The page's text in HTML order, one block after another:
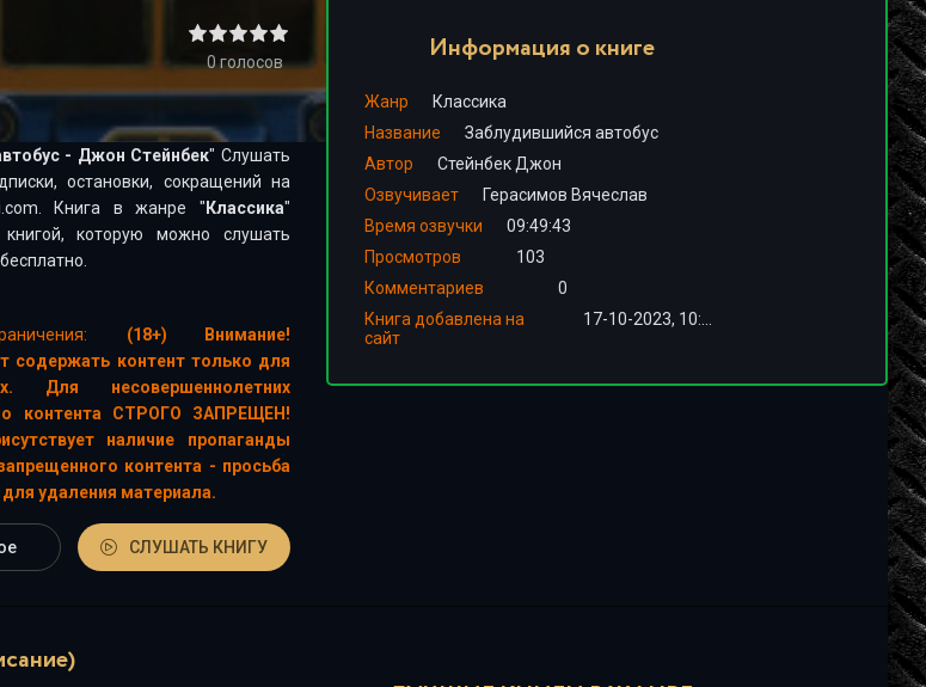
0голосов
- Джон Стейнбек" Слушать
остановки, сокращений на
Книга в жанре " Классика"
которую можно слушать
(18+) Внимание!
содержать контент только для
Для несовершеннолетних
контента СТРОГО ЗАПРЕЩЕН!
наличие пропаганды
контента - просьба
для удаления материала.
СЛУШАТЬ КНИГУ
Информация о книге
Жанр
Классика
Название
Заблудившийся автобус
Автор
Стейнбек Джон
Озвучивает
Герасимов Вячеслав
Время озвучки
09:49:43
Просмотров
103
Комментариев
0
Книга добавлена на
сайт